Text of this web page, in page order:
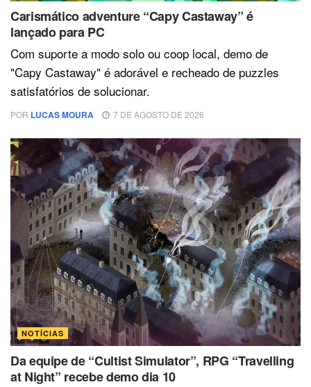
Carismático adventure “Capy Castaway” é
lançado para PC
Com suporte a modo solo ou coop local, demo de
"Capy Castaway" é adorável e recheado de puzzles
satisfatórios de solucionar.
POR LUCAS MOURA 7 DE AGOSTO DE 2026
NOTÍCIAS
Da equipe de “Cultist Simulator”, RPG “Travelling
at Night” recebe demo dia 10